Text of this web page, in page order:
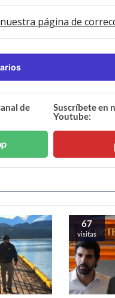
página de
de
Suscríbete en
Youtube:
67
visitas